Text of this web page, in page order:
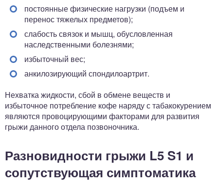
постоянные физические нагрузки (подъем и
перенос тяжелых предметов);
слабость связок и мышц, обусловленная
наследственными болезнями;
избыточный вес;
анкилозирующий спондилоартрит.
Нехватка жидкости, сбой в обмене веществ и
избыточное потребление кофе наряду с табакокурением
являются провоцирующими факторами для развития
грыжи данного отдела позвоночника.
Разновидности грыжи L5 S1 и
сопутствующая симптоматика